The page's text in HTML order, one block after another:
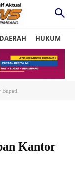
DAERAH HUKUM
Bupati
Kantor